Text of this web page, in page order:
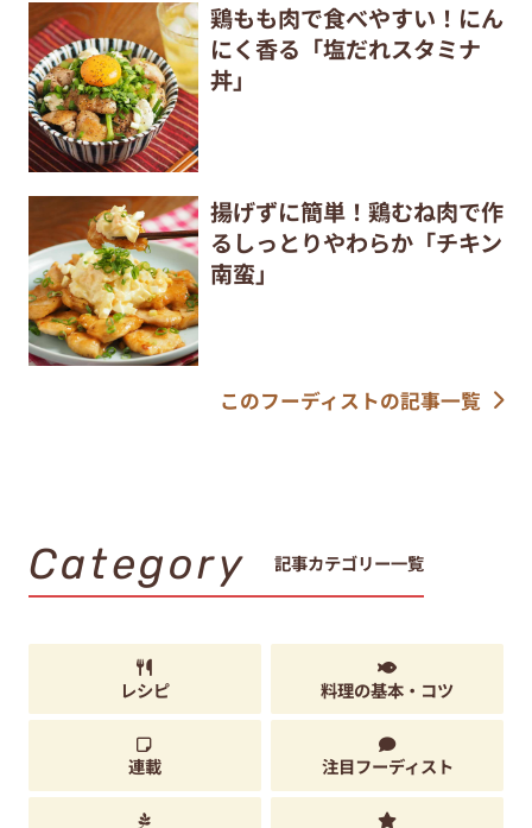
鶏もも肉で食べやすい！にん
にく香る「塩だれスタミナ
丼」
揚げずに簡単！鶏むね肉で作
るしっとりやわらか「チキン
南蛮」
このフーディストの記事一覧
Category 記事カテゴリー一覧
レシピ 料理の基本・コツ
連載 注目フーディスト